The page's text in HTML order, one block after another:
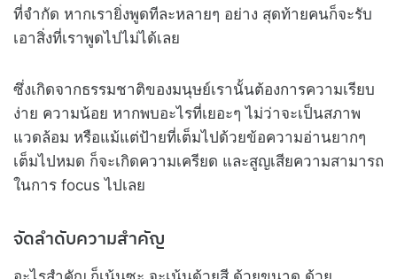
ที่จำกัด หากเรายิ่งพูดทีละหลายๆ อย่าง สุดท้ายคนก็จะรับ
เอาสิ่งที่เราพูดไปไม่ได้เลย
ซึ่งเกิดจากธรรมชาติของมนุษย์เรานั้นต้องการความเรียบ
ง่าย ความน้อย หากพบอะไรที่เยอะๆ ไม่ว่าจะเป็นสภาพ
แวดล้อม หรือแม้แต่ป้ายที่เต็มไปด้วยข้อความอ่านยากๆ
เต็มไปหมด ก็จะเกิดความเครียด และสูญเสียความสามารถ
ในการ focus ไปเลย
จัดลำดับความสำคัญ